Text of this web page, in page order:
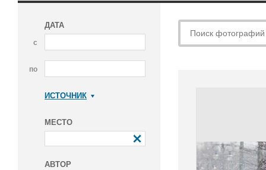
ДАТА
с
по
ИСТОЧНИК
МЕСТО
АВТОР